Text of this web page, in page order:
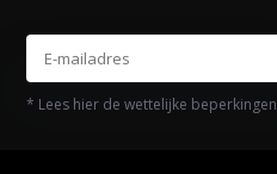
* Lees hier de wettelijke beperkingen